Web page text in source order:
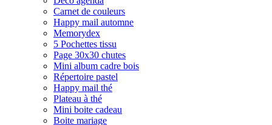
Carnet de couleurs
Happy mail automne
Memorydex
5 Pochettes tissu
Page 30x30 chutes
Mini album cadre bois
Répertoire pastel
Happy mail thé
Plateau à thé
Mini boite cadeau
Boite mariage